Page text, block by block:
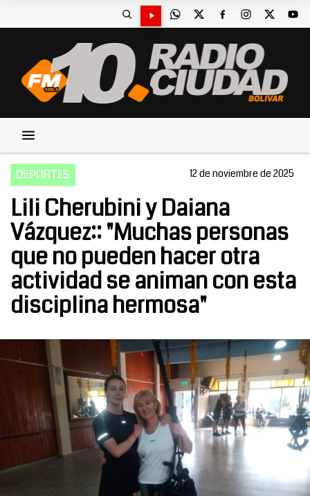
DEPORTES 12 de noviembre de 2025
Lili Cherubini y Daiana
Vázquez:: "Muchas personas
que no pueden hacer otra
actividad se animan con esta
disciplina hermosa"